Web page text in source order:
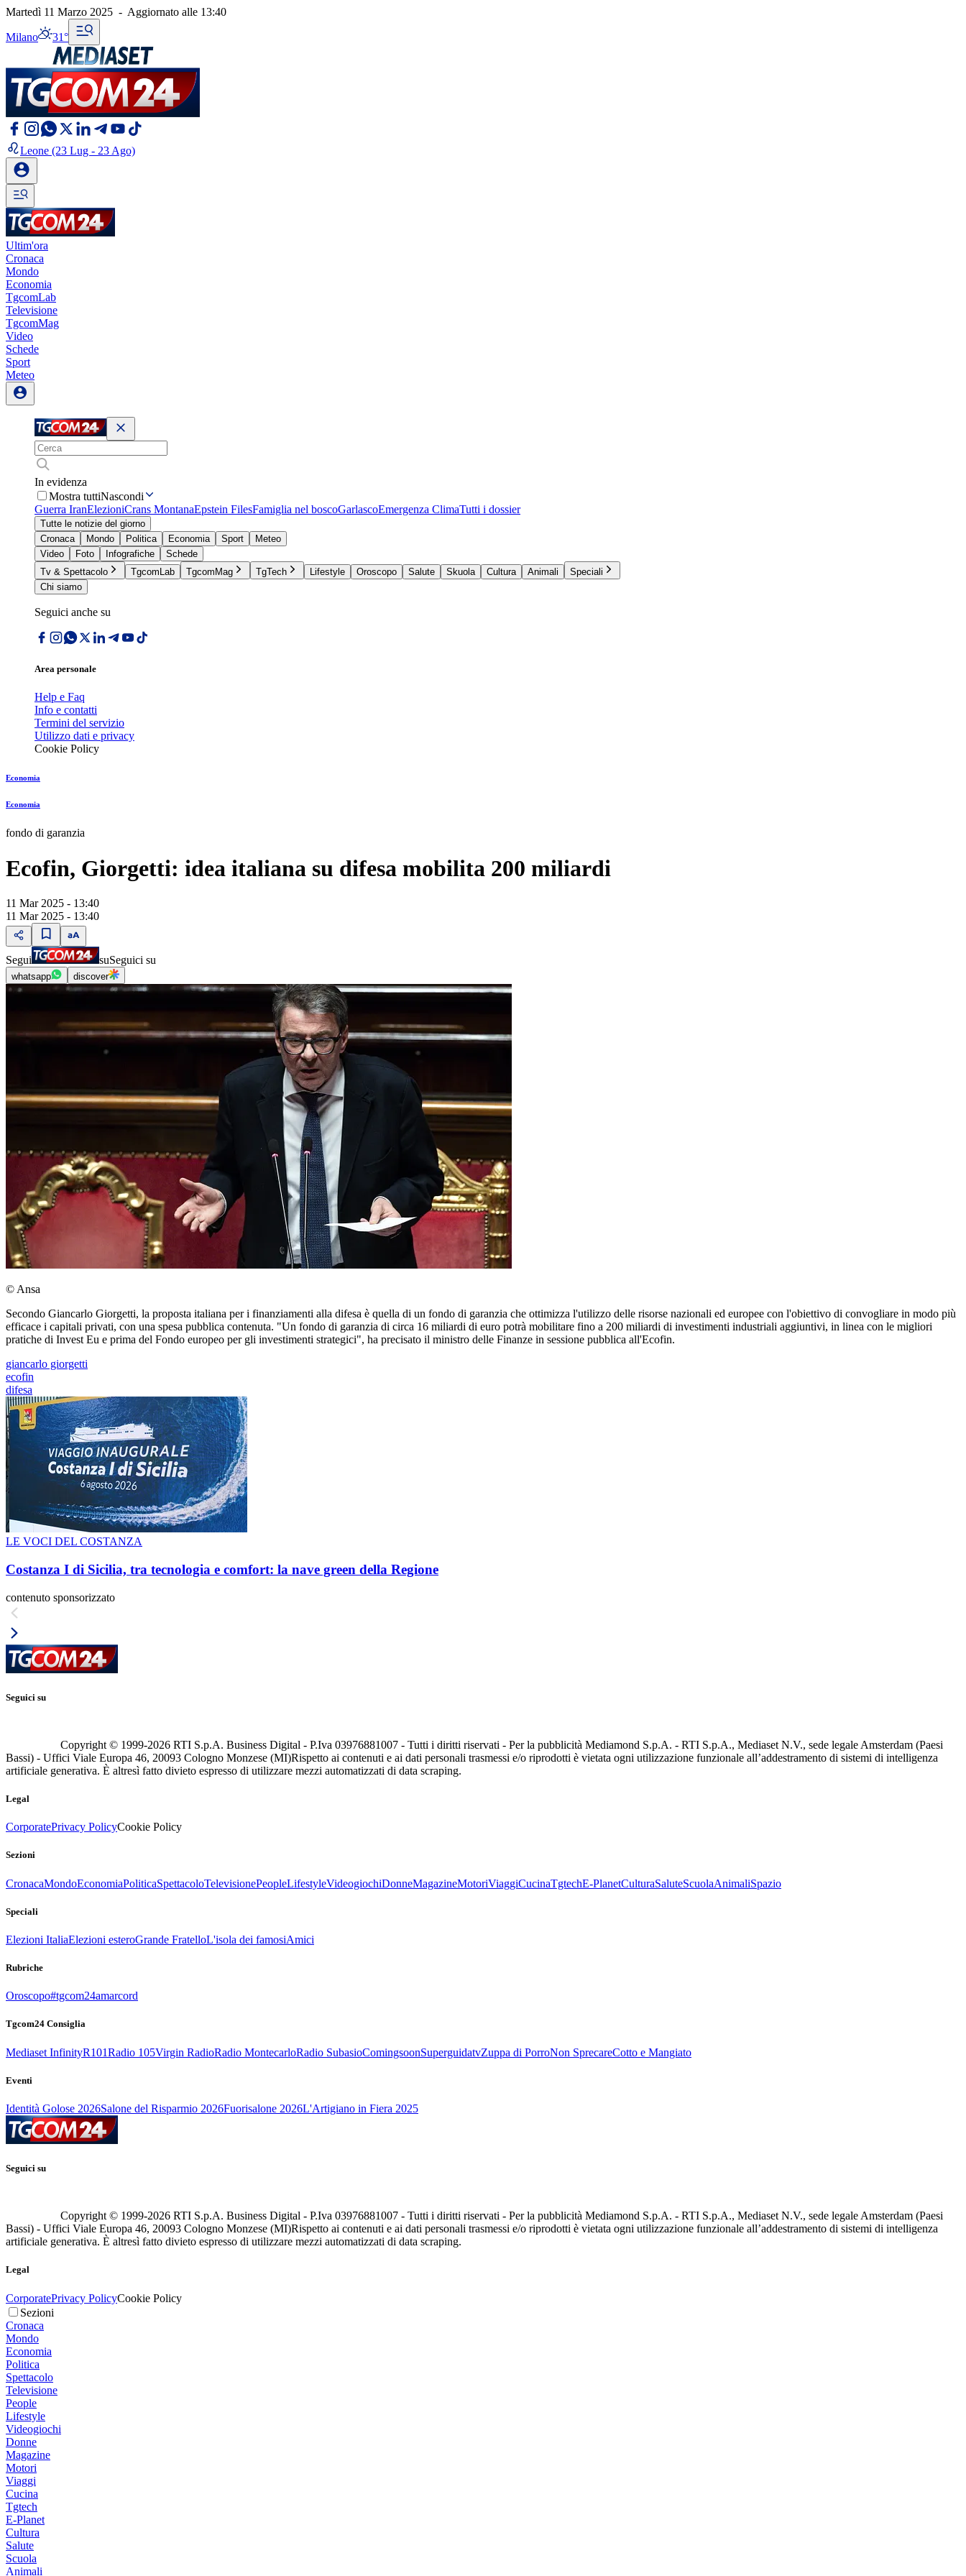
Martedì 11 Marzo 2025 - Aggiornato alle 13:40
Milano 31°
Leone (23 Lug - 23 Ago)
Ultim'ora
Cronaca
Mondo
Economia
TgcomLab
Televisione
TgcomMag
Video
Schede
Sport
Meteo
In evidenza
Mostra tuttiNascondi
Guerra IranElezioniCrans MontanaEpstein FilesFamiglia nel boscoGarlascoEmergenza ClimaTutti i dossier
Tutte le notizie del giorno
Cronaca
Mondo Politica Economia Sport
Meteo
Video
Foto Infografiche
Schede
Tv & Spettacolo
TgcomLab TgcomMag TgTech Lifestyle Oroscopo Salute Skuola Cultura Animali
Speciali
Chi siamo
Seguici anche su
Area personale
Help e Faq
Info e contatti
Termini del servizio
Utilizzo dati e privacy
Cookie Policy
Economia
Economia
fondo di garanzia
Ecofin, Giorgetti: idea italiana su difesa mobilita 200 miliardi
11 Mar 2025 - 13:40
11 Mar 2025 - 13:40
Segui suSeguici su
whatsapp discover
© Ansa
Secondo Giancarlo Giorgetti, la proposta italiana per i finanziamenti alla difesa è quella di un fondo di garanzia che ottimizza l'utilizzo delle risorse nazionali ed europee con l'obiettivo di convogliare in modo più
efficace i capitali privati, con una spesa pubblica contenuta. "Un fondo di garanzia di circa 16 miliardi di euro potrà mobilitare fino a 200 miliardi di investimenti industriali aggiuntivi, in linea con le migliori
pratiche di Invest Eu e prima del Fondo europeo per gli investimenti strategici", ha precisato il ministro delle Finanze in sessione pubblica all'Ecofin.
giancarlo giorgetti
ecofin
difesa
LE VOCI DEL COSTANZA
Costanza I di Sicilia, tra tecnologia e comfort: la nave green della Regione
contenuto sponsorizzato
Seguici su
Copyright © 1999-2026 RTI S.p.A. Business Digital - P.Iva 03976881007 - Tutti i diritti riservati - Per la pubblicità Mediamond S.p.A. - RTI S.p.A., Mediaset N.V., sede legale Amsterdam (Paesi
Bassi) - Uffici Viale Europa 46, 20093 Cologno Monzese (MI)Rispetto ai contenuti e ai dati personali trasmessi e/o riprodotti è vietata ogni utilizzazione funzionale all’addestramento di sistemi di intelligenza
artificiale generativa. È altresì fatto divieto espresso di utilizzare mezzi automatizzati di data scraping.
Legal
CorporatePrivacy PolicyCookie Policy
Sezioni
CronacaMondoEconomiaPoliticaSpettacoloTelevisionePeopleLifestyleVideogiochiDonneMagazineMotoriViaggiCucinaTgtechE-PlanetCulturaSaluteScuolaAnimaliSpazio
Speciali
Elezioni ItaliaElezioni esteroGrande FratelloL'isola dei famosiAmici
Rubriche
Oroscopo#tgcom24amarcord
Tgcom24 Consiglia
Mediaset InfinityR101Radio 105Virgin RadioRadio MontecarloRadio SubasioComingsoonSuperguidatvZuppa di PorroNon SprecareCotto e Mangiato
Eventi
Identità Golose 2026Salone del Risparmio 2026Fuorisalone 2026L'Artigiano in Fiera 2025
Seguici su
Copyright © 1999-2026 RTI S.p.A. Business Digital - P.Iva 03976881007 - Tutti i diritti riservati - Per la pubblicità Mediamond S.p.A. - RTI S.p.A., Mediaset N.V., sede legale Amsterdam (Paesi
Bassi) - Uffici Viale Europa 46, 20093 Cologno Monzese (MI)Rispetto ai contenuti e ai dati personali trasmessi e/o riprodotti è vietata ogni utilizzazione funzionale all’addestramento di sistemi di intelligenza
artificiale generativa. È altresì fatto divieto espresso di utilizzare mezzi automatizzati di data scraping.
Legal
CorporatePrivacy PolicyCookie Policy
Sezioni
Cronaca
Mondo
Economia
Politica
Spettacolo
Televisione
People
Lifestyle
Videogiochi
Donne
Magazine
Motori
Viaggi
Cucina
Tgtech
E-Planet
Cultura
Salute
Scuola
Animali